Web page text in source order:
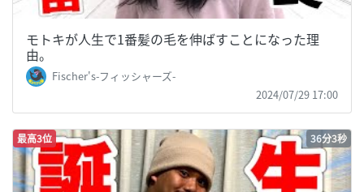
モトキが人生で1番髪の毛を伸ばすことになった理
由。
Fischer's-フィッシャーズ-
2024/07/29 17:00
最高3位 36分3秒